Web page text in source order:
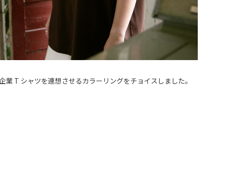
T シャツを連想させるカラーリングをチョイスしました。